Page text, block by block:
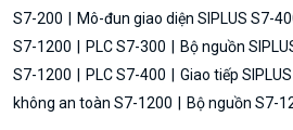
S7-200
Mô-đun giao diện SIPLUS S7-
S7-1200
PLC S7-300 Bộ nguồn
S7-1200
PLC S7-400 Giao tiếp
không an toàn S7-1200
Bộ nguồn S7-